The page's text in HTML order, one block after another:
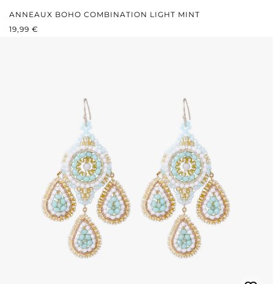
ANNEAUX BOHO COMBINATION LIGHT MINT
PRIX RÉGULIER :
19,99 €